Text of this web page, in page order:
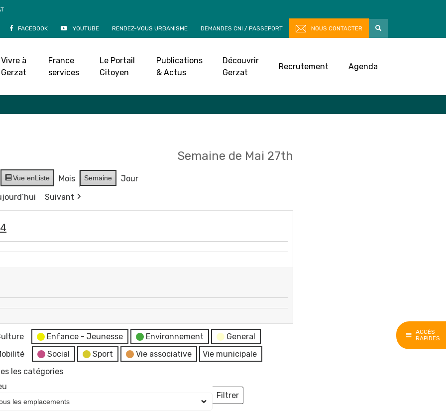
ACCÈS
RAPIDES
FACEBOOK YOUTUBE RENDEZ-VOUS URBANISME DEMANDES CNI / PASSEPORT NOUS CONTACTER
Vivre à
Gerzat
France
services
Le Portail
Citoyen
Publications
& Actus
Découvrir
Gerzat
Recrutement Agenda
Accueil»Agenda
Semaine de Mai 27th
Vue enListe Mois Semaine
Jour
Suivant
Enfance - Jeunesse Environnement
General
Social Sport Vie associative
Vie municipale
les catégories
Filtrer
Lieux